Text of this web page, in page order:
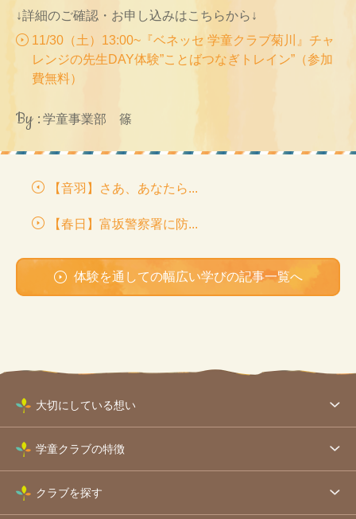
↓詳細のご確認・お申し込みはこちらから↓
11/30（土）13:00~『ベネッセ 学童クラブ菊川』チャ
レンジの先生DAY体験”ことばつなぎトレイン”（参加
費無料）
By : 学童事業部 篠
【音羽】さあ、あなたら...
【春日】富坂警察署に防...
体験を通しての幅広い学びの記事一覧へ
大切にしている想い
学童クラブの特徴
クラブを探す